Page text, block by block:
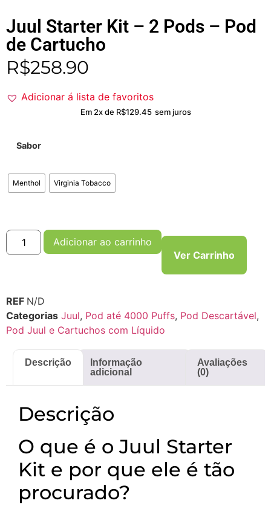
Juul Starter Kit – 2 Pods – Pod
de Cartucho
R$258.90
Adicionar á lista de favoritos
Em 2x de R$129.45 sem juros
Sabor
Menthol Virginia Tobacco
Adicionar ao carrinho
Ver Carrinho
REF N/D
Categorias Juul, Pod até 4000 Puffs, Pod Descartável,
Pod Juul e Cartuchos com Líquido
Descrição
Informação
adicional
Avaliações
(0)
Descrição
O que é o Juul Starter
Kit e por que ele é tão
procurado?